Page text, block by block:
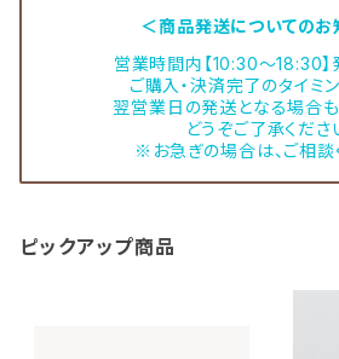
＜商品発送についてのお
営業時間内【10:30～18:30】
ご購入・決済完了のタイミン
翌営業日の発送となる場合も
どうぞご了承くださ
※お急ぎの場合は、ご相談
ピックアップ商品